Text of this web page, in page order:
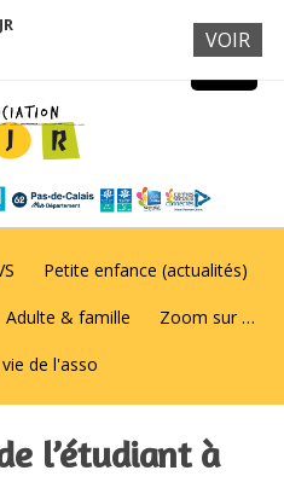
Petite enfance (actualités)
Adulte & famille Zoom sur …
de l'asso
l’étudiant à
VOIR